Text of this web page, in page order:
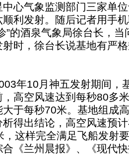
心气象监测部门三家单
顺利发射。随后记者用手
”的酒泉气象局徐台长，
射时，徐台长说基地有严
10月神五发射期间，
，高空风速达到每秒80多
大于每秒70米。基地组成
析得出结论，高空风速预
，这样完全满足飞船发射
合《兰州晨报》、《现代